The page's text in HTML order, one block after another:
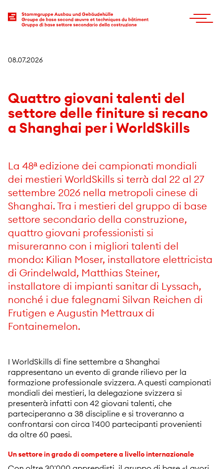
08.07.2026
Quattro giovani talenti del
settore delle finiture si recano
a Shanghai per i WorldSkills
La 48ª edizione dei campionati mondiali
dei mestieri WorldSkills si terrà dal 22 al 27
settembre 2026 nella metropoli cinese di
Shanghai. Tra i mestieri del gruppo di base
settore secondario della construzione,
quattro giovani professionisti si
misureranno con i migliori talenti del
mondo: Kilian Moser, installatore elettricista
di Grindelwald, Matthias Steiner,
installatore di impianti sanitar di Lyssach,
nonché i due falegnami Silvan Reichen di
Frutigen e Augustin Mettraux di
Fontainemelon.
I WorldSkills di fine settembre a Shanghai
rappresentano un evento di grande rilievo per la
formazione professionale svizzera. A questi campionati
mondiali dei mestieri, la delegazione svizzera si
presenterà infatti con 42 giovani talenti, che
parteciperanno a 38 discipline e si troveranno a
confrontarsi con circa 1'400 partecipanti provenienti
da oltre 60 paesi.
Un settore in grado di competere a livello internazionale